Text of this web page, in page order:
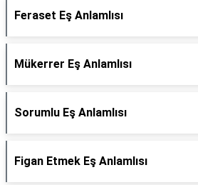
Feraset Eş Anlamlısı
Mükerrer Eş Anlamlısı
Sorumlu Eş Anlamlısı
Figan Etmek Eş Anlamlısı